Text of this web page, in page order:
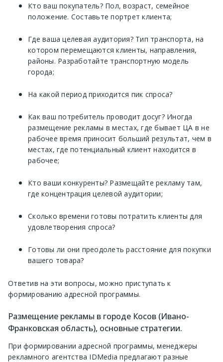
Кто ваш покупатель? Пол, возраст, семейное
положение. Составьте портрет клиента;
Где ваша целевая аудитория? Тип транспорта, на
котором перемещаются клиенты, направления,
районы. Разработайте транспортную модель
города;
На какой период приходится пик спроса?
Как ваш потребитель проводит досуг? Иногда
размещение рекламы в местах, где бывает ЦА в не
рабочее время приносит больший результат, чем в
местах, где потенциальный клиент находится в
рабочее;
Кто ваши конкуренты? Размещайте рекламу там,
где концентрация целевой аудитории;
Сколько времени готовы потратить клиенты для
удовлетворения спроса?
Готовы ли они преодолеть расстояние для покупки
вашего товара?
Ответив на эти вопросы, можно приступать к
формированию адресной программы.
Размещение рекламы в городе Косов (Ивано-
Франковская область), основные стратегии.
При формировании адресной программы, менеджеры
рекламного агентства IDMedia предлагают разные